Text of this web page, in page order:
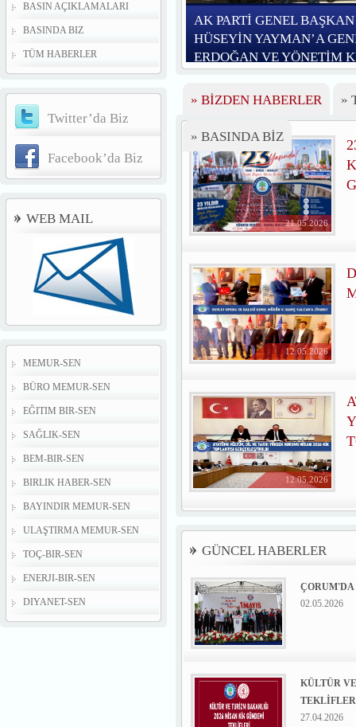
BASIN AÇIKLAMALARI
BASINDA BIZ
TÜM HABERLER
Twitter’da Biz
Facebook’da Biz
WEB MAIL
MEMUR-SEN
BÜRO MEMUR-SEN
EĞITIM BIR-SEN
SAĞLIK-SEN
BEM-BIR-SEN
BIRLIK HABER-SEN
BAYINDIR MEMUR-SEN
ULAŞTIRMA MEMUR-SEN
TOÇ-BIR-SEN
ENERJI-BIR-SEN
DIYANET-SEN
AK PARTİ GENEL
HÜSEYİN YAYMAN’A
ERDOĞAN VE YÖNETİM
» BİZDEN HABERLER »
» BASINDA BİZ
21.05.2026
12.05.2026
12.05.2026
GÜNCEL HABERLER
ÇORUM'DA
02.05.2026
KÜLTÜR
27.04.2026